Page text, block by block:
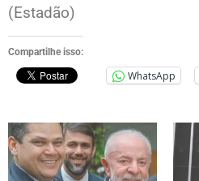
(Estadão)
Compartilhe isso:
WhatsApp